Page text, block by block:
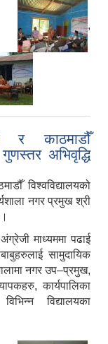
,
र काठमाडौँ
गुणस्तर अभिवृद्धि
विश्वविद्यालयको
नगर प्रमुख श्री
माध्यममा पढाई
सामुदायिक
नगर उप–प्रमुख,
कार्यपालिका
विद्यालयका